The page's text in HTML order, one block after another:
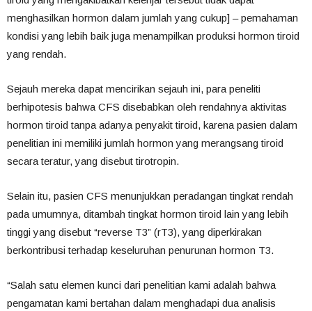
menghasilkan hormon dalam jumlah yang cukup] – pemahaman
kondisi yang lebih baik juga menampilkan produksi hormon tiroid
yang rendah.
Sejauh mereka dapat mencirikan sejauh ini, para peneliti
berhipotesis bahwa CFS disebabkan oleh rendahnya aktivitas
hormon tiroid tanpa adanya penyakit tiroid, karena pasien dalam
penelitian ini memiliki jumlah hormon yang merangsang tiroid
secara teratur, yang disebut tirotropin.
Selain itu, pasien CFS menunjukkan peradangan tingkat rendah
pada umumnya, ditambah tingkat hormon tiroid lain yang lebih
tinggi yang disebut “reverse T3” (rT3), yang diperkirakan
berkontribusi terhadap keseluruhan penurunan hormon T3.
“Salah satu elemen kunci dari penelitian kami adalah bahwa
pengamatan kami bertahan dalam menghadapi dua analisis